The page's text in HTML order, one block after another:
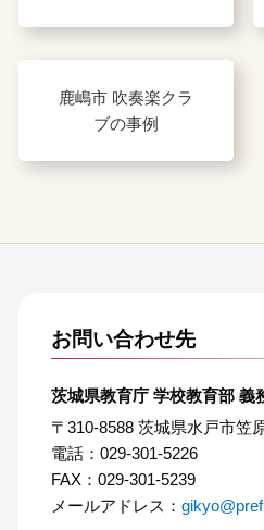
鹿嶋市 吹奏楽クラ
ブの事例
お問い合わせ先
茨城県教育庁 学校教育部 義
〒310-8588 茨城県水戸市笠
電話：029-301-5226
FAX：029-301-5239
メールアドレス：